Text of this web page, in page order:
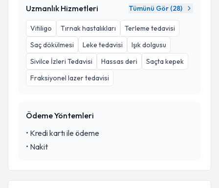
Uzmanlık Hizmetleri Tümünü Gör (28)
Vitiligo Tırnak hastalıkları
Terleme tedavisi
Saç dökülmesi
Leke tedavisi
Işık dolgusu
Sivilce İzleri Tedavisi
Hassas deri
Saçta kepek
Fraksiyonel lazer tedavisi
Ödeme Yöntemleri
• Kredi kartı ile ödeme
• Nakit